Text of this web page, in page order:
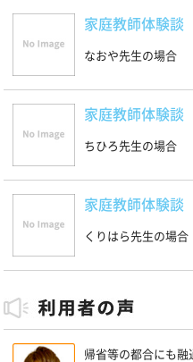
家庭教師体験談
なおや先生の場合
家庭教師体験談
ちひろ先生の場合
家庭教師体験談
くりはら先生の場合
帰省等の都合にも融